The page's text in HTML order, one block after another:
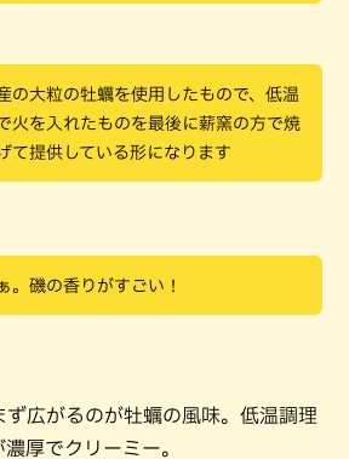
の大粒の牡蠣を使用したもので、低温
火を入れたものを最後に薪窯の方で焼
て提供している形になります
。磯の香りがすごい！
ず広がるのが牡蠣の風味。低温調理
厚でクリーミー。